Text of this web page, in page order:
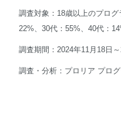
調査対象：18歳以上のプログ
22%、30代：55%、40代：
調査期間：2024年11月18日
調査・分析：プロリア プロ